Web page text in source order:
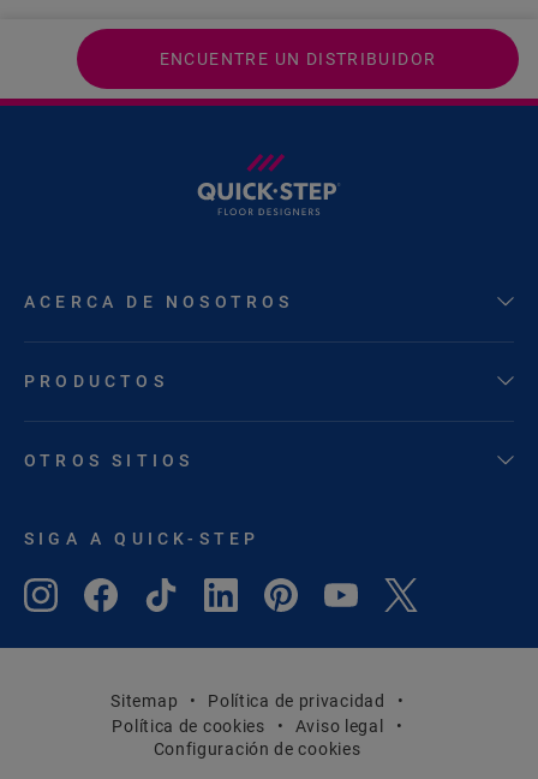
ENCUENTRE UN DISTRIBUIDOR
ACERCA DE NOSOTROS
PRODUCTOS
OTROS SITIOS
SIGA A QUICK-STEP
Sitemap
Política de privacidad
Política de cookies
Aviso legal
Configuración de cookies